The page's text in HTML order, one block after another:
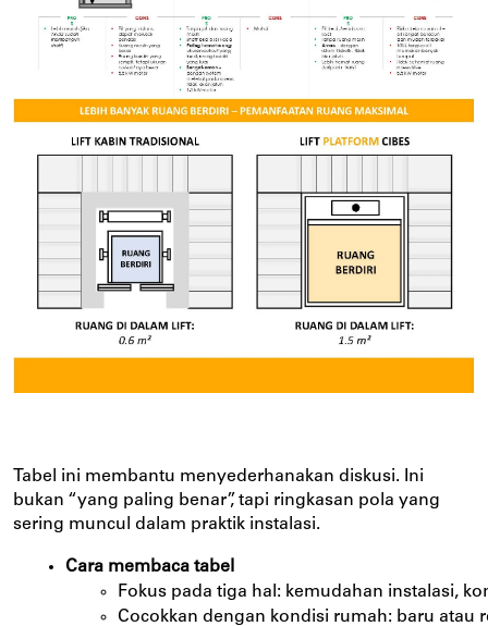
Tabel ini membantu menyederhanakan diskusi. Ini
bukan “yang paling benar”, tapi ringkasan pola yang
sering muncul dalam praktik instalasi.
Cara membaca tabel
Fokus pada tiga hal: kemudahan instalasi,
Cocokkan dengan kondisi rumah: baru atau